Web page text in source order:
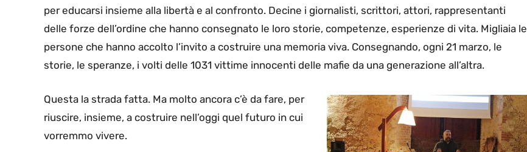
per educarsi insieme alla libertà e al confronto. Decine i giornalisti, scrittori, attori, rappresentanti
delle forze dell’ordine che hanno consegnato le loro storie, competenze, esperienze di vita. Migliaia le
persone che hanno accolto l’invito a costruire una memoria viva. Consegnando, ogni 21 marzo, le
storie, le speranze, i volti delle 1031 vittime innocenti delle mafie da una generazione all’altra.
Questa la strada fatta. Ma molto ancora c’è da fare, per
riuscire, insieme, a costruire nell’oggi quel futuro in cui
vorremmo vivere.